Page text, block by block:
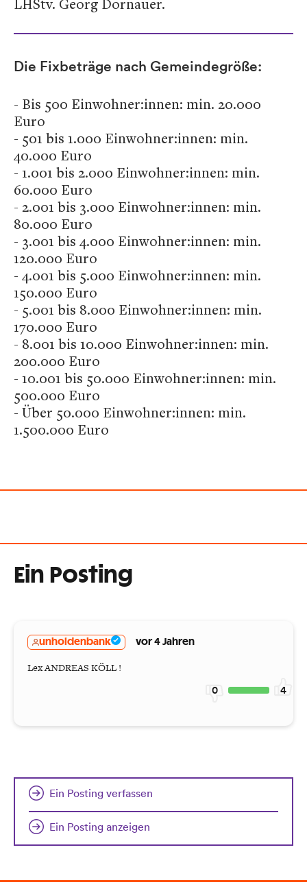
LHStv. Georg Dornauer.
Die Fixbeträge nach Gemeindegröße:
- Bis 500 Einwohner:innen: min. 20.000
Euro
- 501 bis 1.000 Einwohner:innen: min.
40.000 Euro
- 1.001 bis 2.000 Einwohner:innen: min.
60.000 Euro
- 2.001 bis 3.000 Einwohner:innen: min.
80.000 Euro
- 3.001 bis 4.000 Einwohner:innen: min.
120.000 Euro
- 4.001 bis 5.000 Einwohner:innen: min.
150.000 Euro
- 5.001 bis 8.000 Einwohner:innen: min.
170.000 Euro
- 8.001 bis 10.000 Einwohner:innen: min.
200.000 Euro
- 10.001 bis 50.000 Einwohner:innen: min.
500.000 Euro
- Über 50.000 Einwohner:innen: min.
1.500.000 Euro
Ein Posting
unholdenbank vor 4 Jahren
Lex ANDREAS KÖLL !
0 4
Ein Posting verfassen
Ein Posting anzeigen